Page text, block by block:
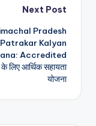
Next Post
Pradesh
Patrakar Kalyan
Accredited
के लिए आर्थिक सहायता
योजना